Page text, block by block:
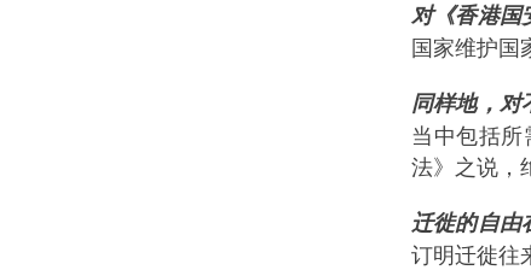
对《香港国
国家维护国
同样地，对
当中包括
法》之说，
迁徙的自由
订明迁徙往